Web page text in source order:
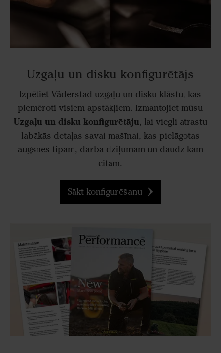
Uzgaļu un disku konfigurētājs
Izpētiet Väderstad uzgaļu un disku klāstu, kas
piemēroti visiem apstākļiem. Izmantojiet mūsu
Uzgaļu un disku konfigurētāju, lai viegli atrastu
labākās detaļas savai mašīnai, kas pielāgotas
augsnes tipam, darba dziļumam un daudz kam
citam.
Sākt konfigurēšanu